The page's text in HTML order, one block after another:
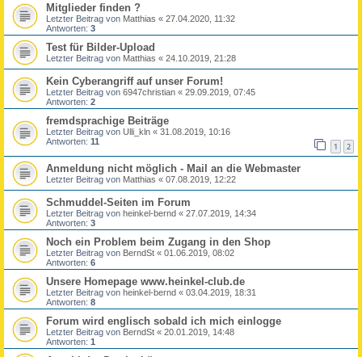
Mitglieder finden ?
Letzter Beitrag von Matthias « 27.04.2020, 11:32
Antworten: 3
Test für Bilder-Upload
Letzter Beitrag von Matthias « 24.10.2019, 21:28
Kein Cyberangriff auf unser Forum!
Letzter Beitrag von 6947christian « 29.09.2019, 07:45
Antworten: 2
fremdsprachige Beiträge
Letzter Beitrag von Ulli_kln « 31.08.2019, 10:16
Antworten: 11 1 2
Anmeldung nicht möglich - Mail an die Webmaster
Letzter Beitrag von Matthias « 07.08.2019, 12:22
Schmuddel-Seiten im Forum
Letzter Beitrag von heinkel-bernd « 27.07.2019, 14:34
Antworten: 3
Noch ein Problem beim Zugang in den Shop
Letzter Beitrag von BerndSt « 01.06.2019, 08:02
Antworten: 6
Unsere Homepage www.heinkel-club.de
Letzter Beitrag von heinkel-bernd « 03.04.2019, 18:31
Antworten: 8
Forum wird englisch sobald ich mich einlogge
Letzter Beitrag von BerndSt « 20.01.2019, 14:48
Antworten: 1